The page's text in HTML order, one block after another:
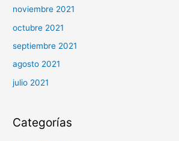
noviembre 2021
octubre 2021
septiembre 2021
agosto 2021
julio 2021
Categorías